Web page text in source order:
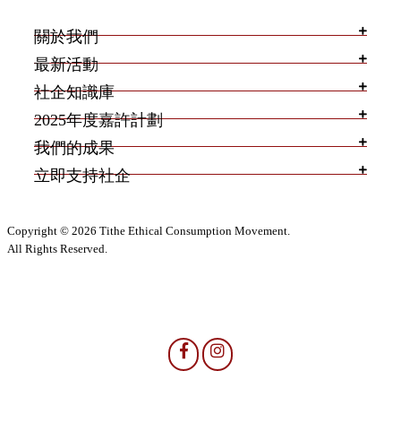
關於我們
最新活動
社企知識庫
2025年度嘉許計劃
我們的成果
立即支持社企
Copyright © 2026 Tithe Ethical Consumption Movement.
All Rights Reserved.